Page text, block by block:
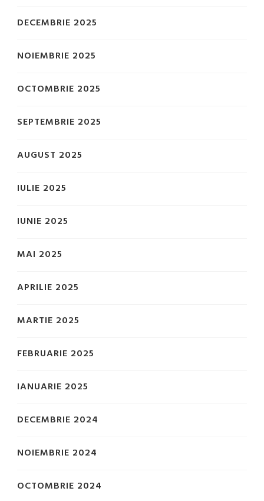
DECEMBRIE 2025
NOIEMBRIE 2025
OCTOMBRIE 2025
SEPTEMBRIE 2025
AUGUST 2025
IULIE 2025
IUNIE 2025
MAI 2025
APRILIE 2025
MARTIE 2025
FEBRUARIE 2025
IANUARIE 2025
DECEMBRIE 2024
NOIEMBRIE 2024
OCTOMBRIE 2024